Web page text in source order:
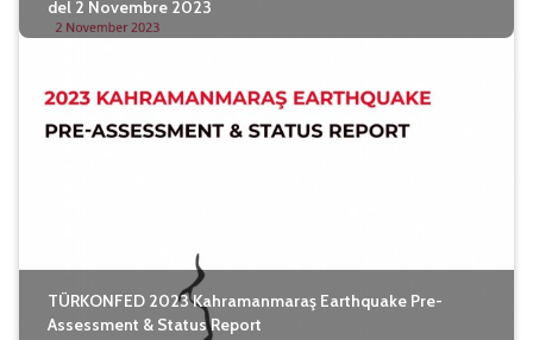
del 2 Novembre 2023
TÜRKONFED 2023 Kahramanmaraş Earthquake Pre-
Assessment & Status Report